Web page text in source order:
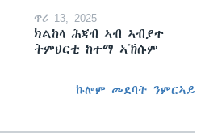
ጥሪ 13, 2025
ክልከላ ሕጃብ ኣብ ኣብያተ
ትምህርቲ ከተማ ኣኽሱም
ኩሎም መደባት ንምርኣይ